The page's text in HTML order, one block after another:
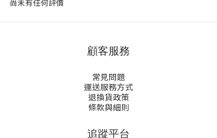
尚未有任何評價
顧客服務
常見問題
運送服務方式
退換貨政策
條款與細則
追蹤平台